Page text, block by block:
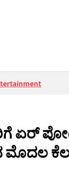
ಏರ್
ಮೊದಲ